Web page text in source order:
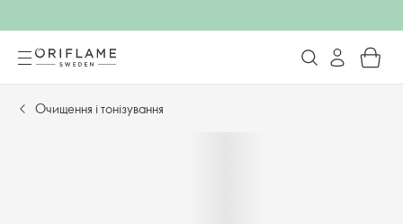
Очищення і тонізування